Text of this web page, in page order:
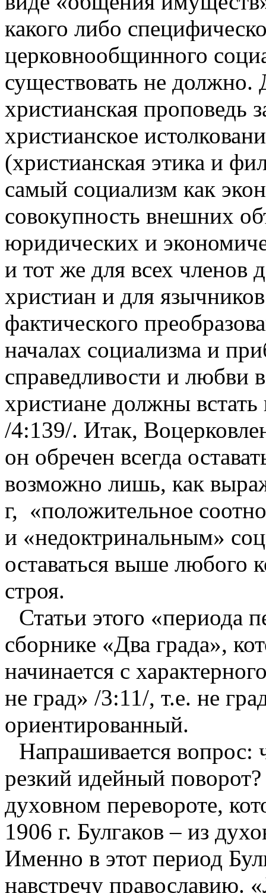
какого либо
церковнообщинного
существовать не
христианская проповедь
христианское
(христианская этика и
самый социализм как
совокупность внешних
юридических и
и тот же для всех членов
христиан и для
фактического
началах социализма и
справедливости и любви
христиане должны
/4:139/. Итак,
он обречен всегда
возможно лишь, как
г, «положительное
и «недоктринальным»
оставаться выше любого
строя.
Статьи этого «периода
сборнике «Два града»,
начинается с
не град» /3:11/, т.е. не
ориентированный.
Напрашивается вопрос:
резкий идейный
духовном перевороте,
1906 г. Булгаков – из
Именно в этот период
навстречу православию.